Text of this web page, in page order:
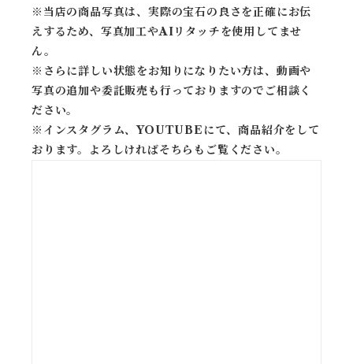
※当店の商品写真は、実際の宝石の良さを正確にお伝
えするため、写真加工やAIリタッチを使用してませ
ん。
※ さらに詳しい状態をお知りになりたい方は、動画や
写真の追加や委託販売も行っておりますのでご相談く
ださい。
※ インスタグラム、YOUTUBEにて、商品紹介をして
おります。よろしければそちらもご覧ください。